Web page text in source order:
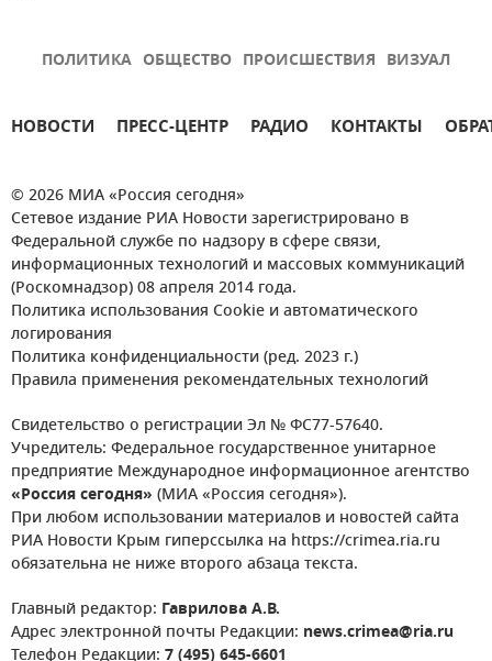
ПОЛИТИКА ОБЩЕСТВО ПРОИСШЕСТВИЯ ВИЗУАЛ
НОВОСТИ ПРЕСС-ЦЕНТР РАДИО КОНТАКТЫ
© 2026 МИА «Россия сегодня»
Сетевое издание РИА Новости зарегистрировано в
Федеральной службе по надзору в сфере связи,
информационных технологий и массовых коммуникаций
(Роскомнадзор) 08 апреля 2014 года.
Политика использования Cookie и автоматического
логирования
Политика конфиденциальности (ред. 2023 г.)
Правила применения рекомендательных технологий
Свидетельство о регистрации Эл № ФС77-57640.
Учредитель: Федеральное государственное унитарное
предприятие Международное информационное агентство
«Россия сегодня» (МИА «Россия сегодня»).
При любом использовании материалов и новостей сайта
РИА Новости Крым гиперссылка на https://crimea.ria.ru
обязательна не ниже второго абзаца текста.
Главный редактор: Гаврилова А.В.
Адрес электронной почты Редакции: news.crimea@ria.ru